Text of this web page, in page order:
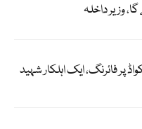
وزیر داخلہ
پر فائرنگ، ایک اہلکار شہید